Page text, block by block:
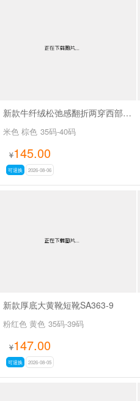
新款牛纤绒松弛感翻折两穿西部牛仔靴长靴SA26609
米色 棕色 35码-40码
¥145.00
可退换 2026-08-06
新款厚底大黄靴短靴SA363-9
粉红色 黄色 35码-39码
¥147.00
可退换 2026-08-05